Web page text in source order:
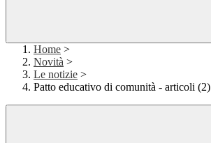
Home >
Novità >
Le notizie >
Patto educativo di comunità - articoli (2)